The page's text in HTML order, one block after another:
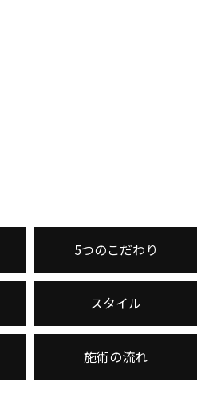
5つのこだわり
スタイル
施術の流れ